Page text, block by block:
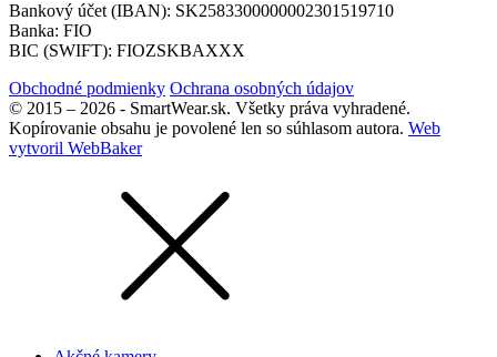
Bankový účet (IBAN): SK2583300000002301519710
Banka: FIO
BIC (SWIFT): FIOZSKBAXXX
Obchodné podmienky Ochrana osobných údajov
© 2015 – 2026 - SmartWear.sk. Všetky práva vyhradené.
Kopírovanie obsahu je povolené len so súhlasom autora. Web
vytvoril WebBaker